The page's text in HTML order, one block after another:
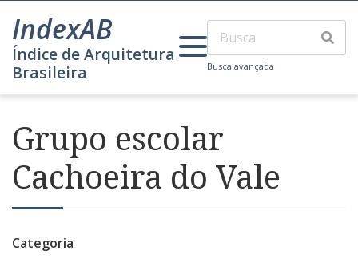
IndexAB
Índice de Arquitetura
Brasileira
Busca avançada
Grupo escolar
Cachoeira do Vale
Categoria